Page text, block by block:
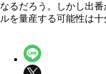
なるだろう。しかし出
ルを量産する可能性は十